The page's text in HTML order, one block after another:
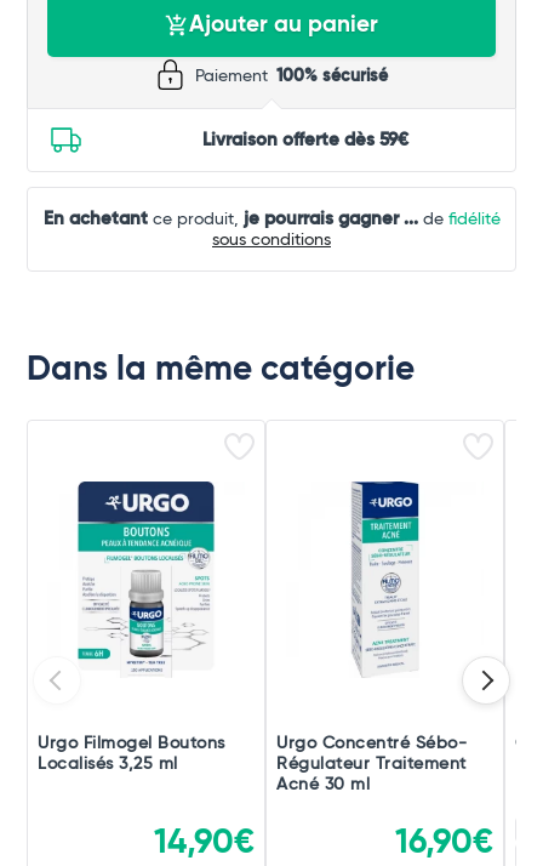
Ajouter au panier
Paiement 100% sécurisé
Livraison offerte dès 59€
En achetantce produit, je pourrais gagner ...de fidélité
sous conditions
Dans la même catégorie
Urgo Filmogel Boutons
Localisés 3,25 ml
14,90€
Urgo Concentré Sébo-
Régulateur Traitement
Acné 30 ml
16,90€